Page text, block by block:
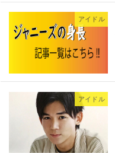
アイドル
アイドル